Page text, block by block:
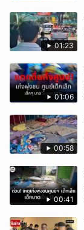
01:23
01:06
00:58
00:41